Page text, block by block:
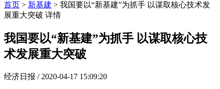
首页 > 新基建 > 我国要以“新基建”为抓手 以谋取核心技术发
展重大突破 详情
我国要以“新基建”为抓手 以谋取核心技
术发展重大突破
经济日报 / 2020-04-17 15:09:20